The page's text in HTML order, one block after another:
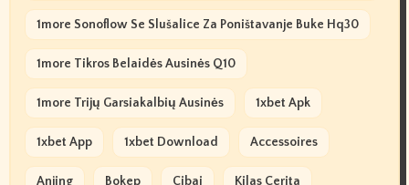
1more Sonoflow Se Slušalice Za Poništavanje Buke Hq30
1more Tikros Belaidės Ausinės Q10
1more Trijų Garsiakalbių Ausinės 1xbet Apk
1xbet App 1xbet Download Accessoires
Anjing Bokep Cibai Kilas Cerita